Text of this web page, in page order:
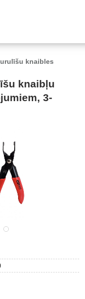
knaibles
knaibļu
3-